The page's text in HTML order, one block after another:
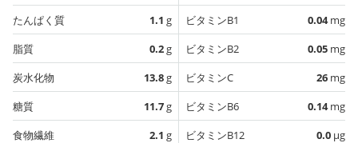
たんぱく質
1.1 g
脂質
0.2g
炭水化物
13.8g
糖質
11.7g
食物繊維
2.1 g
ビタミンB1
0.04mg
ビタミンB2
0.05 mg
ビタミンC
26 mg
ビタミンB6
0.14mg
ビタミンB12
0.0 µg